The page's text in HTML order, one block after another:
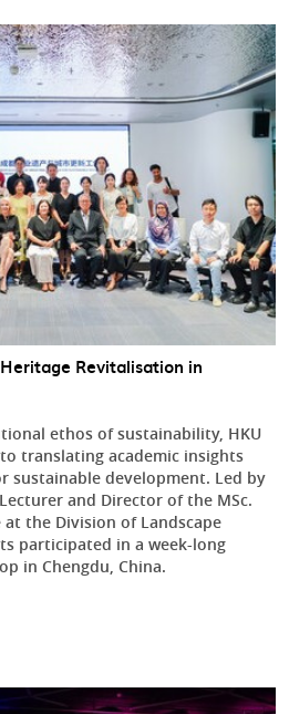
Revitalisation in
ethos of sustainability, HKU
translating academic insights
sustainable development. Led by
and Director of the MSc.
the Division of Landscape
participated in a week-long
in Chengdu, China.